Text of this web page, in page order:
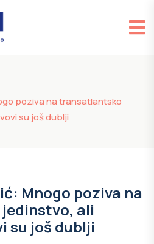
poziva na transatlantsko
su još dublji
Mnogo poziva na
ali
su još dublji